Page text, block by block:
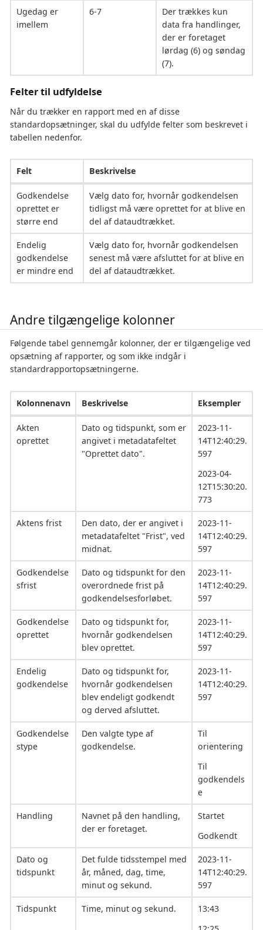
Ugedag er
imellem
6-7
Der trækkes kun
data fra handlinger,
der er foretaget
lørdag (6) og søndag
(7).
Felter til udfyldelse
Når du trækker en rapport med en af disse
standardopsætninger, skal du udfylde felter som beskrevet i
tabellen nedenfor.
Felt Beskrivelse
Godkendelse
oprettet er
større end
Vælg dato for, hvornår godkendelsen
tidligst må være oprettet for at blive en
del af dataudtrækket.
Endelig
godkendelse
er mindre end
Vælg dato for, hvornår godkendelsen
senest må være afsluttet for at blive en
del af dataudtrækket.
Andre tilgængelige kolonner
Følgende tabel gennemgår kolonner, der er tilgængelige ved
opsætning af rapporter, og som ikke indgår i
standardrapportopsætningerne.
Kolonnenavn Beskrivelse Eksempler
Akten
oprettet
Dato og tidspunkt, som er
angivet i metadatafeltet
"Oprettet dato".
2023-11-
14T12:40:29.
597
2023-04-
12T15:30:20.
773
Aktens frist
Den dato, der er angivet i
metadatafeltet "Frist", ved
midnat.
2023-11-
14T12:40:29.
597
Godkendelse
sfrist
Dato og tidspunkt for den
overordnede frist på
godkendelsesforløbet.
2023-11-
14T12:40:29.
597
Godkendelse
oprettet
Dato og tidspunkt for,
hvornår godkendelsen
blev oprettet.
2023-11-
14T12:40:29.
597
Endelig
godkendelse
Dato og tidspunkt for,
hvornår godkendelsen
blev endeligt godkendt
og derved afsluttet.
2023-11-
14T12:40:29.
597
Godkendelse
stype
Den valgte type af
godkendelse.
Til
orientering
Til
godkendels
e
Handling
Navnet på den handling,
der er foretaget.
Startet
Godkendt
Dato og
tidspunkt
Det fulde tidsstempel med
år, måned, dag, time,
minut og sekund.
2023-11-
14T12:40:29.
597
Tidspunkt Time, minut og sekund.
13:43